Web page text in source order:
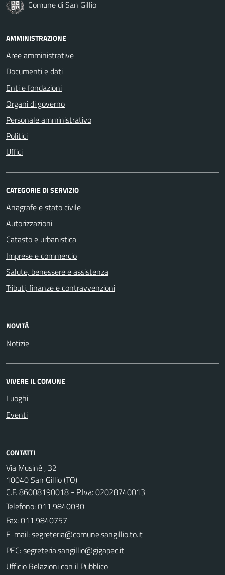
Comune di San Gillio
AMMINISTRAZIONE
Aree amministrative
Documenti e dati
Enti e fondazioni
Organi di governo
Personale amministrativo
Politici
Uffici
CATEGORIE DI SERVIZIO
Anagrafe e stato civile
Autorizzazioni
Catasto e urbanistica
Imprese e commercio
Salute, benessere e assistenza
Tributi, finanze e contravvenzioni
NOVITÀ
Notizie
VIVERE IL COMUNE
Luoghi
Eventi
CONTATTI
Via Musinè , 32
10040 San Gillio (TO)
C.F. 86008190018 - P.Iva: 02028740013
Telefono:011.9840030
Fax: 011.9840757
E-mail:
PEC:
Ufficio Relazioni con il Pubblico